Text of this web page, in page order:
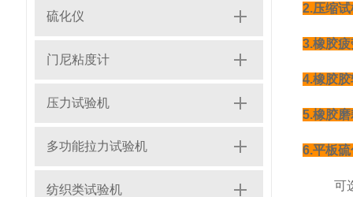
硫化仪
门尼粘度计
压力试验机
多功能拉力试验机
纺织类试验机
2.压缩
3.橡胶
4.橡胶
5.橡胶
6.平板
可选